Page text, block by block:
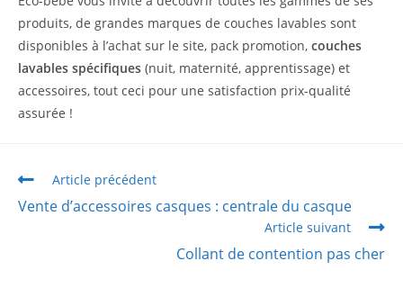
produits, de grandes marques de couches lavables sont
disponibles à l’achat sur le site, pack promotion, couches
lavables spécifiques (nuit, maternité, apprentissage) et
accessoires, tout ceci pour une satisfaction prix-qualité
assurée !
Article précédent
Vente d’accessoires casques : centrale du casque
Article suivant
Collant de contention pas cher